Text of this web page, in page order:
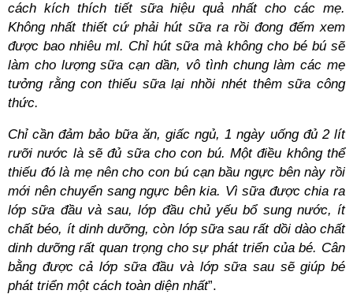
cách kích thích tiết sữa hiệu quả nhất cho các mẹ.
Không nhất thiết cứ phải hút sữa ra rồi đong đếm xem
được bao nhiêu ml. Chỉ hút sữa mà không cho bé bú sẽ
làm cho lượng sữa cạn dần, vô tình chung làm các mẹ
tưởng rằng con thiếu sữa lại nhồi nhét thêm sữa công
thức.
Chỉ cần đảm bảo bữa ăn, giấc ngủ, 1 ngày uống đủ 2 lít
rưỡi nước là sẽ đủ sữa cho con bú. Một điều không thể
thiếu đó là mẹ nên cho con bú cạn bầu ngực bên này rồi
mới nên chuyển sang ngực bên kia. Vì sữa được chia ra
lớp sữa đầu và sau, lớp đầu chủ yếu bổ sung nước, ít
chất béo, ít dinh dưỡng, còn lớp sữa sau rất dồi dào chất
dinh dưỡng rất quan trọng cho sự phát triển của bé. Cân
bằng được cả lớp sữa đầu và lớp sữa sau sẽ giúp bé
phát triển một cách toàn diện nhất”.